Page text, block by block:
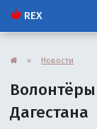
REX
» Новости
Дагестана